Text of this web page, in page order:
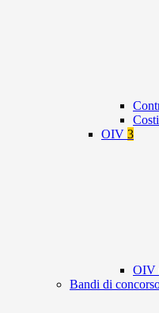
OIV 3
OIV
Bandi di